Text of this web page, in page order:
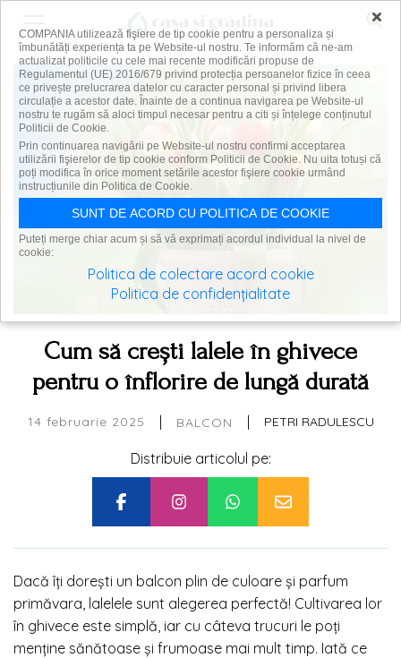
Cum să crești lalele în ghivece
pentru o înflorire de lungă durată
14 februarie 2025 | BALCON | PETRI RADULESCU
Distribuie articolul pe:
Dacă îți dorești un balcon plin de culoare și parfum
primăvara, lalelele sunt alegerea perfectă! Cultivarea lor
în ghivece este simplă, iar cu câteva trucuri le poți
menține sănătoase și frumoase mai mult timp. Iată ce
×
COMPANIA utilizează fişiere de tip cookie pentru a personaliza și
îmbunătăți experiența ta pe Website-ul nostru. Te informăm că ne-am
actualizat politicile cu cele mai recente modificări propuse de
Regulamentul (UE) 2016/679 privind protecția persoanelor fizice în ceea
ce privește prelucrarea datelor cu caracter personal și privind libera
circulație a acestor date. Înainte de a continua navigarea pe Website-ul
nostru te rugăm să aloci timpul necesar pentru a citi și înțelege conținutul
Politicii de Cookie.
Prin continuarea navigării pe Website-ul nostru confirmi acceptarea
utilizării fişierelor de tip cookie conform Politicii de Cookie. Nu uita totuși că
poți modifica în orice moment setările acestor fişiere cookie urmând
instrucțiunile din Politica de Cookie.
SUNT DE ACORD CU POLITICA DE COOKIE
Puteți merge chiar acum și să vă exprimați acordul individual la nivel de
cookie:
Politica de colectare acord cookie
Politica de confidențialitate